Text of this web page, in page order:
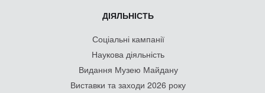
ДІЯЛЬНІСТЬ
Соціальні кампанії
Наукова діяльність
Видання Музею Майдану
Виставки та заходи 2026 року